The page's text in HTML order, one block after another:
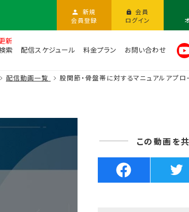
新規
会員登録
会員
ログイン
新
索
配信スケジュール 料金プラン お問い合わせ
配信動画一覧 股関節・骨盤帯に対するマニュアルアプ
この動画を